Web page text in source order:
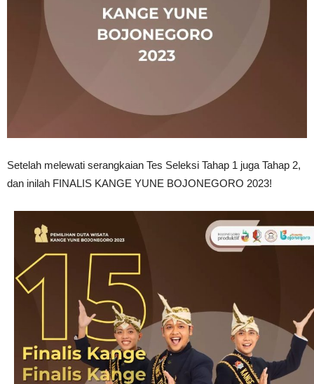
Setelah melewati serangkaian Tes Seleksi Tahap 1 juga Tahap 2,
dan inilah FINALIS KANGE YUNE BOJONEGORO 2023!